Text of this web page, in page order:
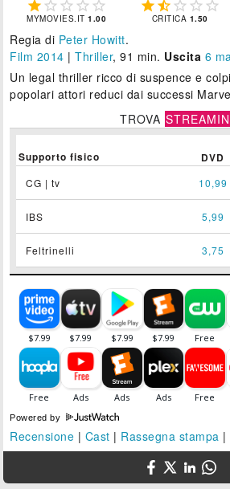
    
MYMOVIES.IT1.00
    
CRITICA 1.50
Regia di Peter Howitt.
Film 2014 |Thriller, 91 min. Uscita 6
Un legal thriller ricco di suspence e
popolari attori reduci dai successi
TROVA
Supporto fisico DVD
CG | tv 10,99
IBS 5,99
Feltrinelli 3,75
Powered by
Recensione | Cast | Rassegna stampa |